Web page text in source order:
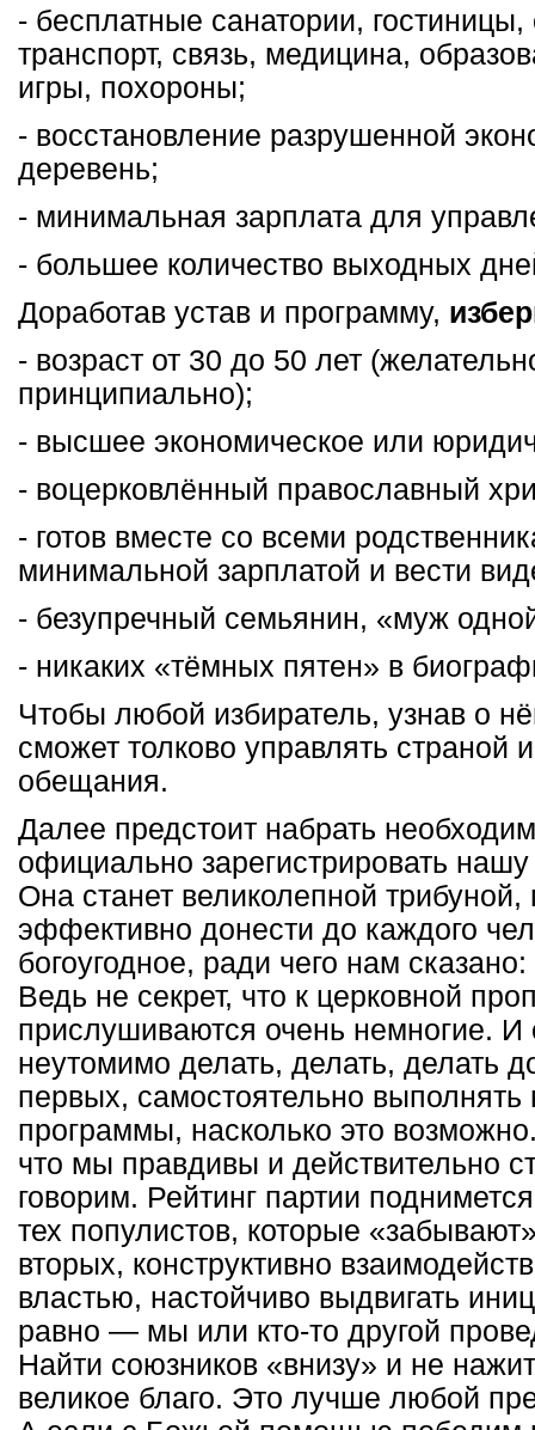
- бесплатные санатории,
транспорт, связь, медицина,
игры, похороны;
- восстановление разрушенной
деревень;
- минимальная зарплата для
- большее количество выходных
Доработав устав и программу,
- возраст от 30 до 50 лет
принципиально);
- высшее экономическое или
- воцерковлённый православный
- готов вместе со всеми
минимальной зарплатой и вести
- безупречный семьянин, «муж
- никаких «тёмных пятен» в
Чтобы любой избиратель, узнав о
сможет толково управлять страной
обещания.
Далее предстоит набрать
официально зарегистрировать
Она станет великолепной
эффективно донести до каждого
богоугодное, ради чего нам
Ведь не секрет, что к церковной
прислушиваются очень немногие.
неутомимо делать, делать, делать
первых, самостоятельно выполнять
программы, насколько это
что мы правдивы и действительно
говорим. Рейтинг партии
тех популистов, которые
вторых, конструктивно
властью, настойчиво выдвигать
равно — мы или кто-то другой
Найти союзников «внизу» и не
великое благо. Это лучше любой